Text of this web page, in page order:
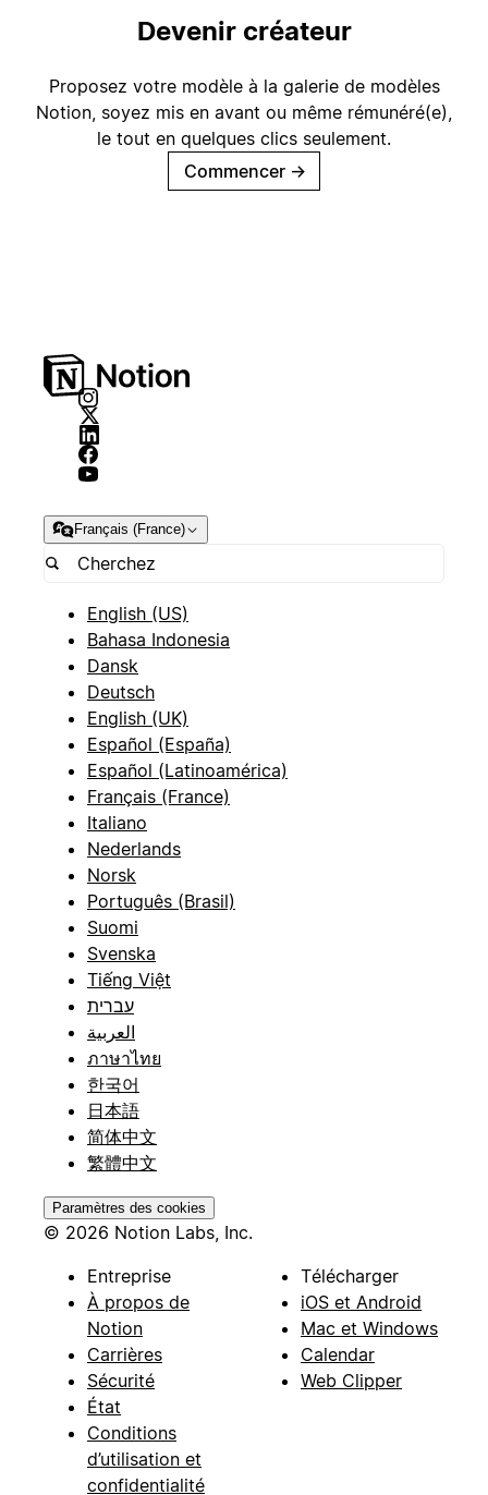
Devenir créateur
Proposez votre modèle à la galerie de modèles
Notion, soyez mis en avant ou même rémunéré(e),
le tout en quelques clics seulement.
Commencer →
Français (France)
English (US)
Bahasa Indonesia
Dansk
Deutsch
English (UK)
Español (España)
Español (Latinoamérica)
Français (France)
Italiano
Nederlands
Norsk
Português (Brasil)
Suomi
Svenska
Tiếng Việt
עברית
العربية
ภาษาไทย
한국어
日本語
简体中文
繁體中文
Paramètres des cookies
© 2026 Notion Labs, Inc.
Entreprise
À propos de
Notion
Carrières
Sécurité
État
Conditions
d’utilisation et
confidentialité
Télécharger
iOS et Android
Mac et Windows
Calendar
Web Clipper